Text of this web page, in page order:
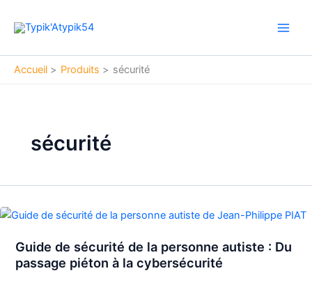
Accueil Produits sécurité
sécurité
Guide de sécurité de la personne autiste : Du
passage piéton à la cybersécurité
Guide
de